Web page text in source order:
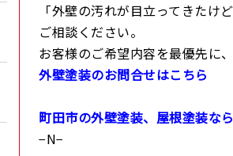
「外壁の汚れが目立ってきた
ご相談ください。
お客様のご希望内容を最優先に
外壁塗装のお問合せはこちら
町田市の外壁塗装、屋根塗装な
−N−